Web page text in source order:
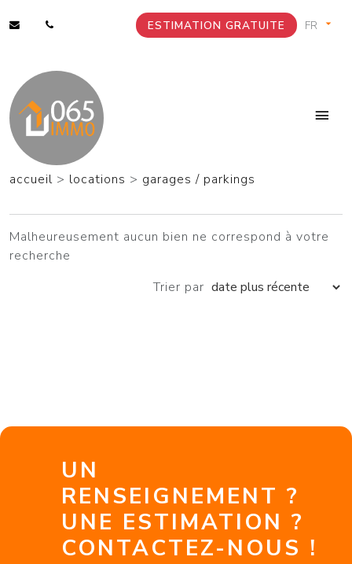
ESTIMATION GRATUITE
accueil > locations > garages / parkings
Malheureusement aucun bien ne correspond à votre
recherche
Trier par
UN
RENSEIGNEMENT ?
UNE ESTIMATION ?
CONTACTEZ-NOUS !